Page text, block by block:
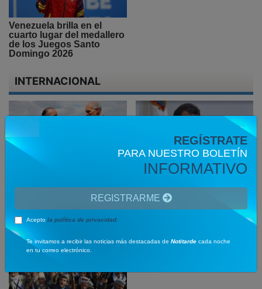
Venezuela brilla en el
cuarto lugar del medallero
de los Juegos Santo
Domingo 2026
INTERNACIONAL
mundiales llegan a
posesión presidencial de
Detienen al exgobernador
Ángel Aguirre por el caso
de la desaparición de los
43 estudiantes de
REGÍSTRATE
PARA NUESTRO BOLETÍN
INFORMATIVO
REGISTRARME
Acepto la política de privacidad.
Te invitamos a recibir las noticias más destacadas de Notitardecada noche
en tu correo electrónico.